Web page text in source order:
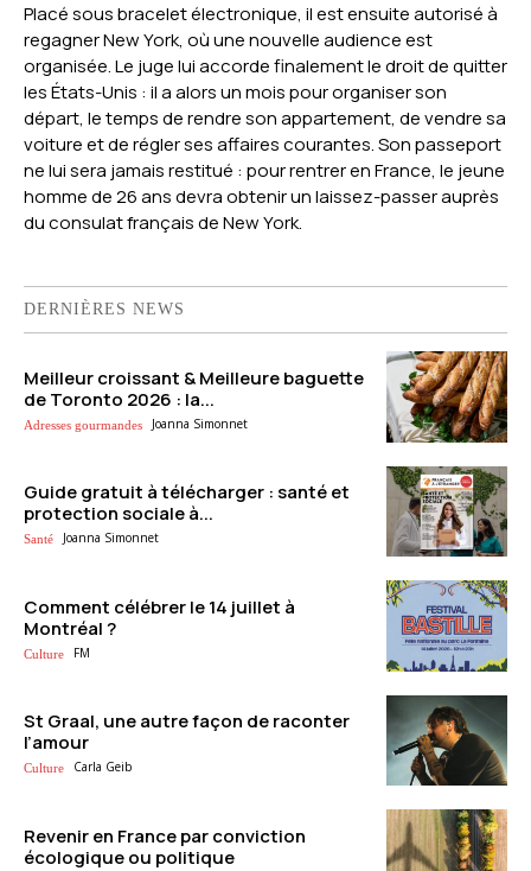
Placé sous bracelet électronique, il est ensuite autorisé à
regagner New York, où une nouvelle audience est
organisée. Le juge lui accorde finalement le droit de quitter
les États-Unis : il a alors un mois pour organiser son
départ, le temps de rendre son appartement, de vendre sa
voiture et de régler ses affaires courantes. Son passeport
ne lui sera jamais restitué : pour rentrer en France, le jeune
homme de 26 ans devra obtenir un laissez-passer auprès
du consulat français de New York.
DERNIÈRES NEWS
Meilleur croissant & Meilleure baguette
de Toronto 2026 : la...
Adresses gourmandes Joanna Simonnet
Guide gratuit à télécharger : santé et
protection sociale à...
Santé Joanna Simonnet
Comment célébrer le 14 juillet à
Montréal ?
Culture FM
St Graal, une autre façon de raconter
l’amour
Culture Carla Geib
Revenir en France par conviction
écologique ou politique